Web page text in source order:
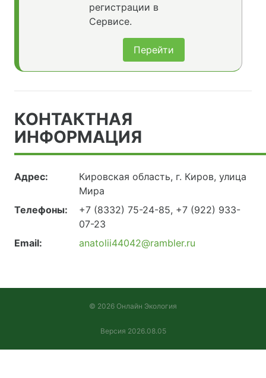
регистрации в
Сервисе.
Перейти
КОНТАКТНАЯ
ИНФОРМАЦИЯ
Адрес:
Кировская область, г. Киров, улица
Мира
Телефоны:
+7 (8332) 75-24-85, +7 (922) 933-
07-23
Email:
anatolii44042@rambler.ru
© 2026 Онлайн Экология
Версия 2026.08.05